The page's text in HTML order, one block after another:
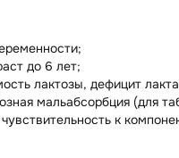
до 6 лет;
лактозы, дефицит
мальабсорбция (для
к